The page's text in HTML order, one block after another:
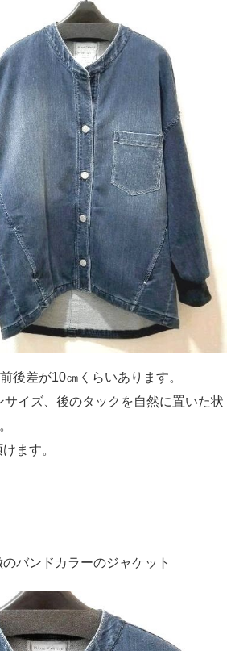
後差が10㎝くらいあります。
イズ、後のタックを自然に置いた状
ます。
バンドカラーのジャケット